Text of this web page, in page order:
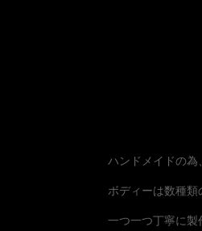
ハンドメイドの為
ボディーは数種類
一つ一つ丁寧に製